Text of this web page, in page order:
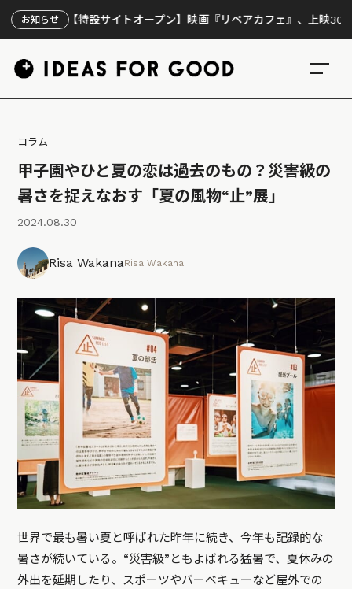
お知らせ
【特設サイトオープン】映画『リペアカフェ』、上映300回の先で見
コラム
甲子園やひと夏の恋は過去のもの？災害級の
暑さを捉えなおす「夏の風物“止”展」
2024.08.30
Risa WakanaRisa Wakana
世界で最も暑い夏と呼ばれた昨年に続き、今年も記録的な
暑さが続いている。“災害級”ともよばれる猛暑で、夏休みの
外出を延期したり、スポーツやバーベキューなど屋外での